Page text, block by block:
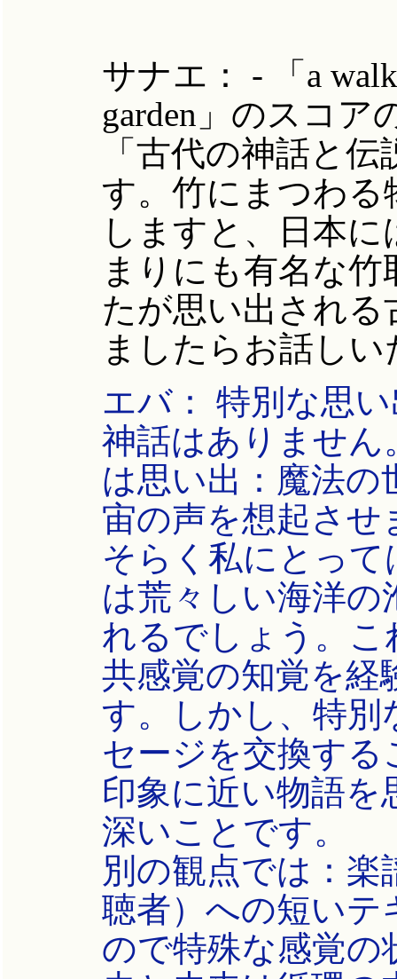
サナエ： - 「a
garden」のスコア
「古代の神話と
す。竹にまつわ
しますと、日本
まりにも有名な
たが思い出される
ましたらお話し
エバ： 特別な思
神話はありませ
は思い出：魔法の
宙の声を想起させ
そらく私にとっ
は荒々しい海洋
れるでしょう。
共感覚の知覚を経
す。しかし、特別
セージを交換す
印象に近い物語を
深いことです。
別の観点では：楽
聴者）への短い
ので特殊な感覚の